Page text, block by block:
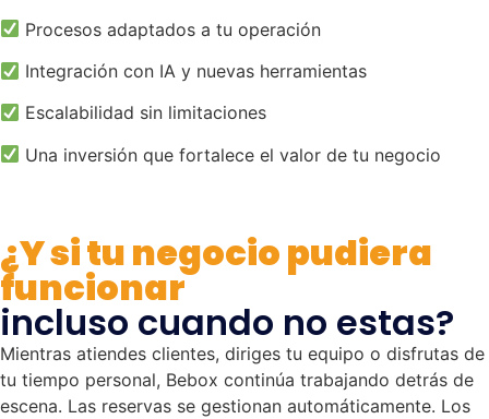
Procesos adaptados a tu operación
Integración con IA y nuevas herramientas
Escalabilidad sin limitaciones
Una inversión que fortalece el valor de tu negocio
¿Y si tu negocio pudiera
funcionar
incluso cuando no estas?
Mientras atiendes clientes, diriges tu equipo o disfrutas de
tu tiempo personal, Bebox continúa trabajando detrás de
escena. Las reservas se gestionan automáticamente. Los